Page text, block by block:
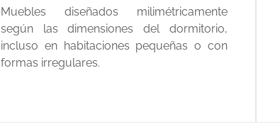
Muebles diseñados milimétricamente
según las dimensiones del dormitorio,
incluso en habitaciones pequeñas o con
formas irregulares.